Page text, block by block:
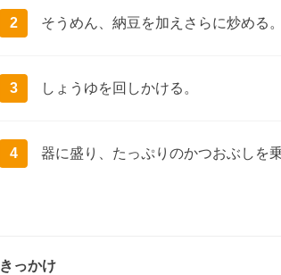
2 そうめん、納豆を加えさらに炒める。
3 しょうゆを回しかける。
4 器に盛り、たっぷりのかつおぶしを乗
きっかけ